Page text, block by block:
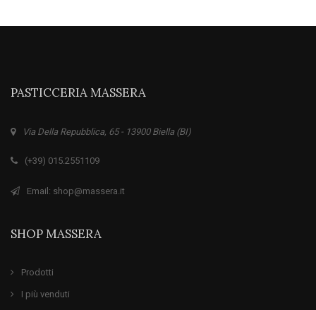
PASTICCERIA MASSERA
Via Della Repubblica, 65 - 13900 Biella (BI)
(+39) 015.2551109
Email: shop@massera.it
SHOP MASSERA
Prodotti
I più venduti